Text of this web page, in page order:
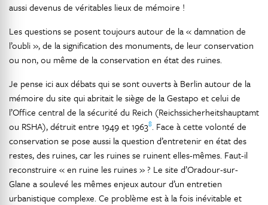
aussi devenus de véritables lieux de mémoire !
Les questions se posent toujours autour de la « damnation de
l’oubli », de la signification des monuments, de leur conservation
ou non, ou même de la conservation en état des ruines.
Je pense ici aux débats qui se sont ouverts à Berlin autour de la
mémoire du site qui abritait le siège de la Gestapo et celui de
l’Office central de la sécurité du Reich (Reichssicherheitshauptamt
ou RSHA), détruit entre 1949 et 19638. Face à cette volonté de
conservation se pose aussi la question d’entretenir en état des
restes, des ruines, car les ruines se ruinent elles-mêmes. Faut-il
reconstruire « en ruine les ruines » ? Le site d’Oradour-sur-
Glane a soulevé les mêmes enjeux autour d’un entretien
urbanistique complexe. Ce problème est à la fois inévitable et